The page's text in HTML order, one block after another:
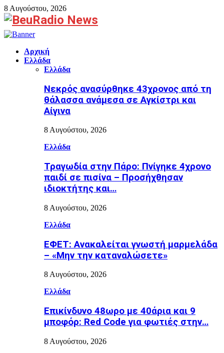
8 Αυγούστου, 2026
Facebook
Αρχική
Ελλάδα
Ελλάδα
Νεκρός ανασύρθηκε 43χρονος από τη
θάλασσα ανάμεσα σε Αγκίστρι και
Αίγινα
8 Αυγούστου, 2026
Ελλάδα
Τραγωδία στην Πάρο: Πνίγηκε 4χρονο
παιδί σε πισίνα – Προσήχθησαν
ιδιοκτήτης και…
8 Αυγούστου, 2026
Ελλάδα
ΕΦΕΤ: Ανακαλείται γνωστή μαρμελάδα
– «Μην την καταναλώσετε»
8 Αυγούστου, 2026
Ελλάδα
Επικίνδυνο 48ωρο με 40άρια και 9
μποφόρ: Red Code για φωτιές στην…
8 Αυγούστου, 2026